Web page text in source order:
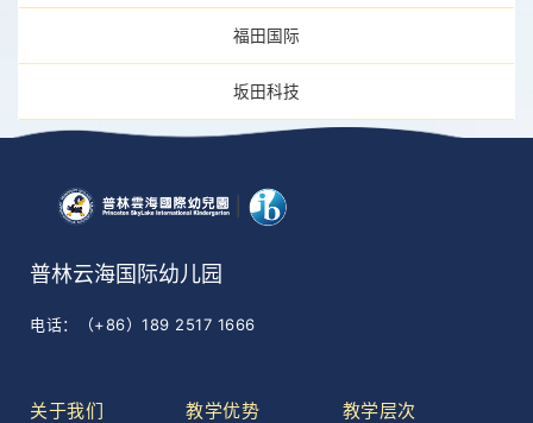
福田国际
坂田科技
普林云海国际幼儿园
电话：（+86）189 2517 1666
关于我们
教学优势
教学层次